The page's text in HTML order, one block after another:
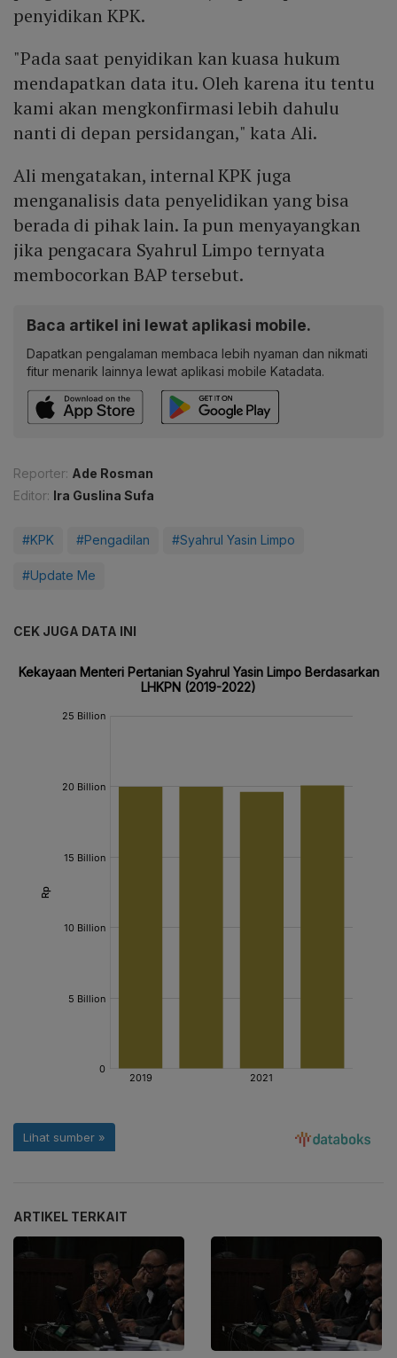
penyidikan KPK.
"Pada saat penyidikan kan kuasa hukum
mendapatkan data itu. Oleh karena itu tentu
kami akan mengkonfirmasi lebih dahulu
nanti di depan persidangan," kata Ali.
Ali mengatakan, internal KPK juga
menganalisis data penyelidikan yang bisa
berada di pihak lain. Ia pun menyayangkan
jika pengacara Syahrul Limpo ternyata
membocorkan BAP tersebut.
Baca artikel ini lewat aplikasi mobile.
Dapatkan pengalaman membaca lebih nyaman dan nikmati
fitur menarik lainnya lewat aplikasi mobile Katadata.
Reporter: Ade Rosman
Editor: Ira Guslina Sufa
#KPK #Pengadilan #Syahrul Yasin Limpo
#Update Me
CEK JUGA DATA INI
ARTIKEL TERKAIT